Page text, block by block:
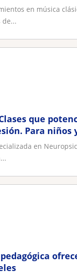
en música
de...
que
Para niños
en